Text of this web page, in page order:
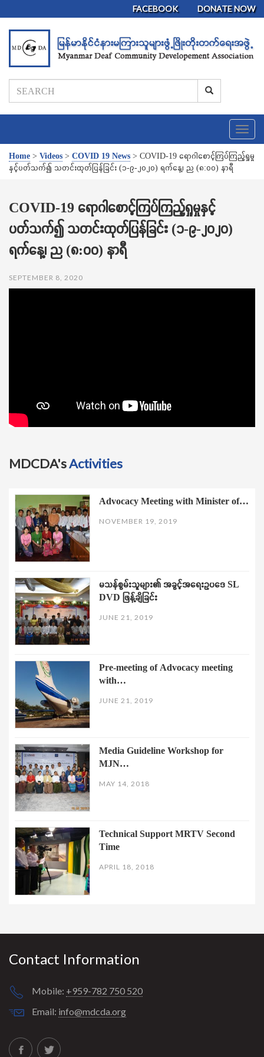
FACEBOOK DONATE NOW
T
o
g
Home > Videos > COVID 19 News > COVID-19 ရောဂါစောင့်ကြပ်ကြည့်ရှုမှု
နှင့်ပတ်သက်၍ သတင်းထုတ်ပြန်ခြင်း (၁-၉-၂၀၂၀) ရက်နေ့၊ ည (၈:၀၀) နာရီ
COVID-19 ရောဂါစောင့်ကြပ်ကြည့်ရှုမှုနှင့်
ပတ်သက်၍ သတင်းထုတ်ပြန်ခြင်း (၁-၉-၂၀၂၀)
ရက်နေ့၊ ည (၈:၀၀) နာရီ
SEPTEMBER 8, 2020
MDCDA'sActivities
Advocacy Meeting with Minister of…
NOVEMBER 19, 2019
မသန်စွမ်းသူများ၏ အခွင့်အရေးဥပဒေ SL
DVD ဖြန့်ချိခြင်း
JUNE 21, 2019
Pre-meeting of Advocacy meeting
with…
JUNE 21, 2019
Media Guideline Workshop for
MJN…
MAY 14, 2018
Technical Support MRTV Second
Time
APRIL 18, 2018
Contact Information
Mobile: +959-782 750 520
Email: info@mdcda.org